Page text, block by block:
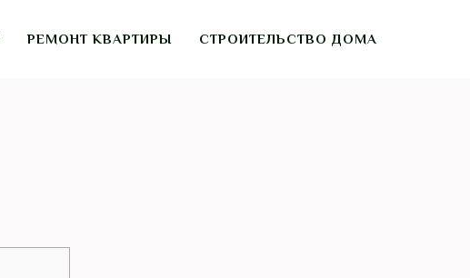
РЕМОНТ КВАРТИРЫ СТРОИТЕЛЬСТВО ДОМА